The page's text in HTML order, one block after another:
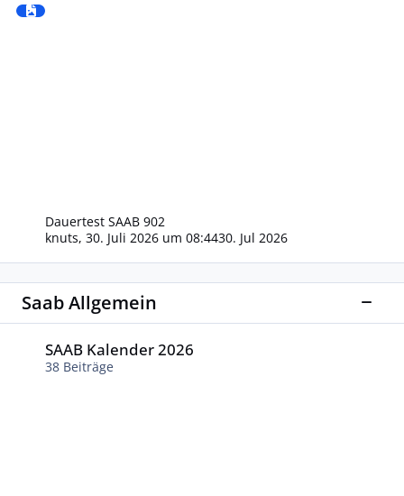
Dauertest SAAB 902
knuts,30. Juli 2026 um 08:4430. Jul 2026
Saab Allgemein
SAAB Kalender 2026
38 Beiträge